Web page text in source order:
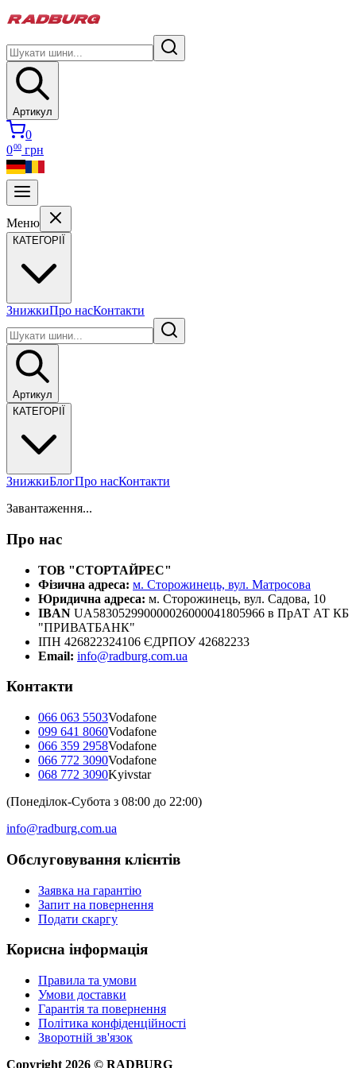
Артикул
0
000 грн
Меню
КАТЕГОРІЇ
ЗнижкиПро насКонтакти
Артикул
КАТЕГОРІЇ
ЗнижкиБлогПро насКонтакти
Завантаження...
Про нас
ТОВ "СТОРТАЙРЕС"
Фізична адреса: м. Сторожинець, вул. Матросова
Юридична адреса: м. Сторожинець, вул. Садова, 10
IBAN UA583052990000026000041805966 в ПрАТ АТ КБ
"ПРИВАТБАНК"
ІПН 426822324106 ЄДРПОУ 42682233
Email: info@radburg.com.ua
Контакти
066 063 5503Vodafone
099 641 8060Vodafone
066 359 2958Vodafone
066 772 3090Vodafone
068 772 3090Kyivstar
(Понеділок-Субота з 08:00 до 22:00)
info@radburg.com.ua
Обслуговування клієнтів
Заявка на гарантію
Запит на повернення
Подати скаргу
Корисна інформація
Правила та умови
Умови доставки
Гарантія та повернення
Політика конфіденційності
Зворотній зв'язок
Copyright 2026 © RADBURG